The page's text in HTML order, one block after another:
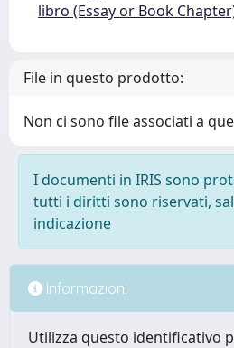
libro (Essay or Book
File in questo prodotto:
Non ci sono file associati a
I documenti in IRIS sono
tutti i diritti sono riservati,
indicazione
Informazioni
Utilizza questo identificativo